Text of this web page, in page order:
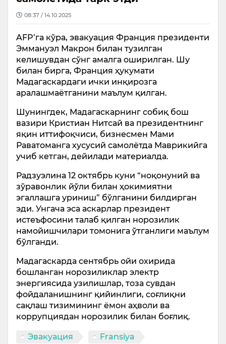
08:37 / 14.10.2025
AFP’га кўра, эвакуация Франция президенти
Эммануэл Макрон билан тузилган
келишувдан сўнг амалга оширилган. Шу
билан бирга, Франция ҳукумати
Мадагаскардаги ички инқирозга
аралашмаётганини маълум қилган.
Шунингдек, Мадагаскарнинг собиқ бош
вазири Кристиан Нитсай ва президентнинг
яқин иттифоқчиси, бизнесмен Мами
Раватоманга хусусий самолётда Маврикийга
учиб кетган, дейилади материалда.
Радзуэлина 12 октябрь куни “ноқонуний ва
зўравонлик йўли билан ҳокимиятни
эгаллашга уриниш” бўлганини билдирган
эди. Унгача эса аскарлар президент
истеъфосини талаб қилган норозилик
намойишчилари томонига ўтганлиги маълум
бўлганди.
Мадагаскарда сентябрь ойи охирида
бошланган норозиликлар электр
энергиясида узилишлар, тоза сувдан
фойдаланишнинг қийинлиги, соғлиқни
сақлаш тизимининг ёмон аҳволи ва
коррупциядан норозилик билан боғлиқ.
Эвакуация
Fransiya